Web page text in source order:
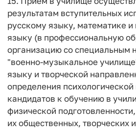
результатам вступительных
русскому языку, математике и
языку (в профессиональную
организацию со специальным
"военно-музыкальное
языку и творческой
определения психологической
кандидатов к обучению в
физической
их общественных, творческих